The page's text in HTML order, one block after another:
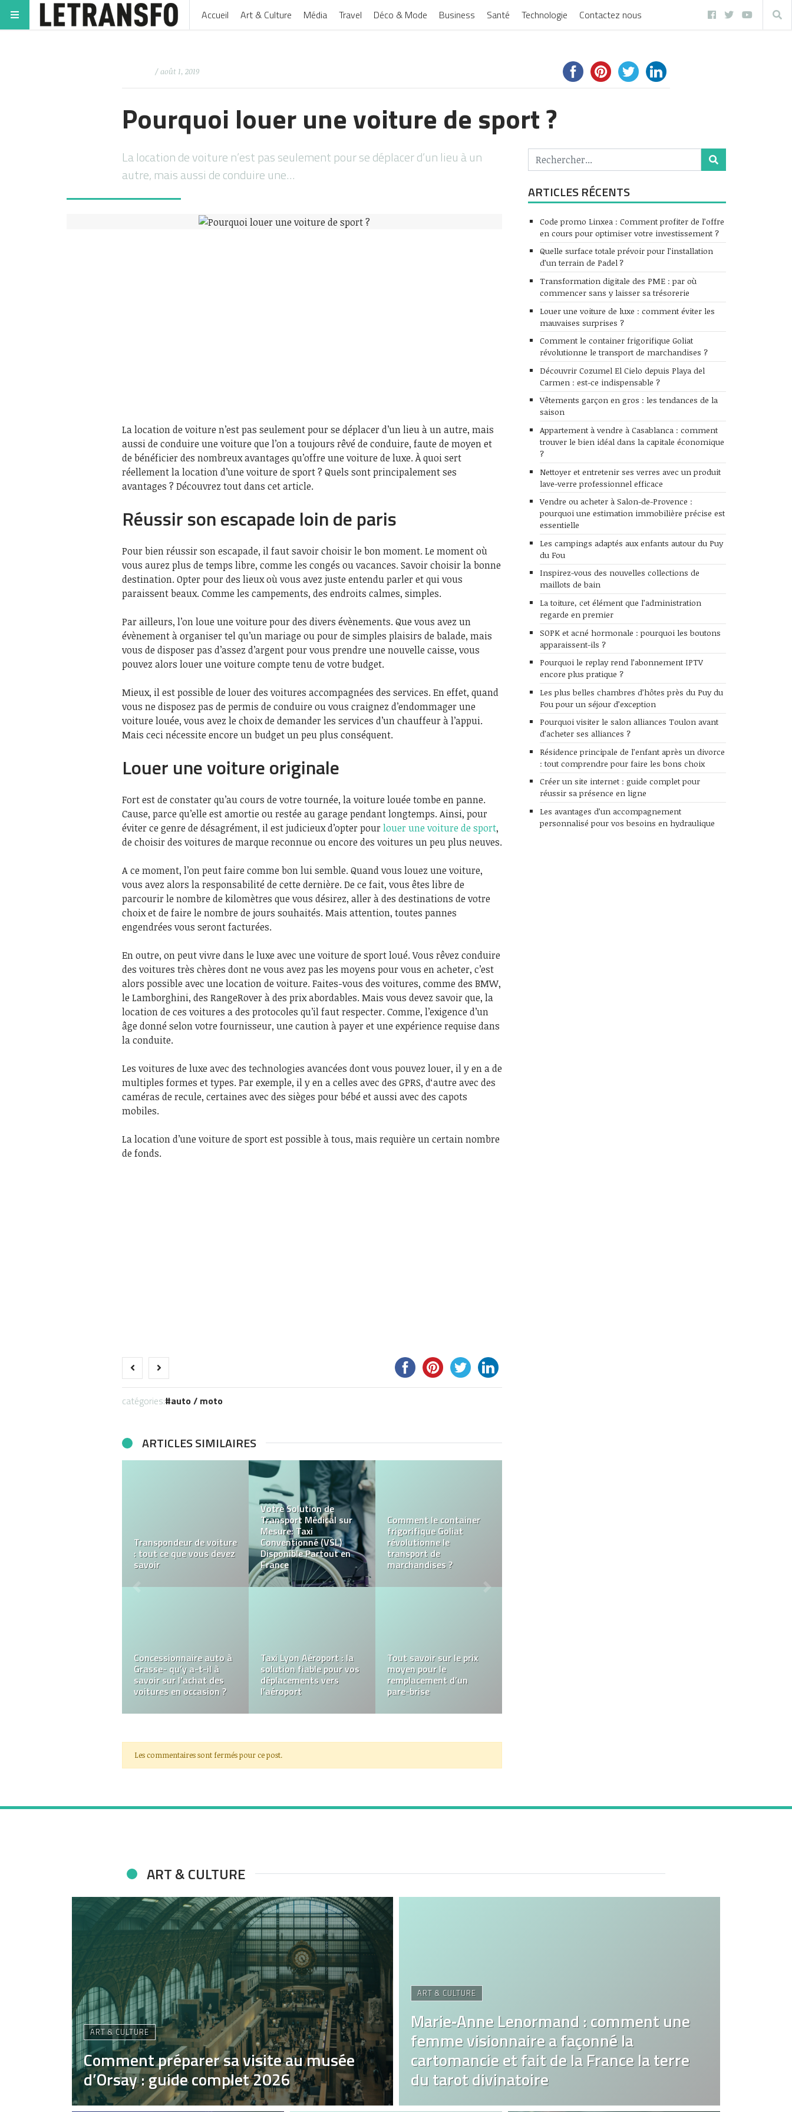
Accueil Art & Culture Média Travel Déco & Mode Business Santé Technologie Contactez nous
/ août 1, 2019
Pourquoi louer une voiture de sport ?
La location de voiture n’est pas seulement pour se déplacer d’un lieu à un
autre, mais aussi de conduire une…
La location de voiture n’est pas seulement pour se déplacer d’un lieu à un autre, mais
aussi de conduire une voiture que l’on a toujours rêvé de conduire, faute de moyen et
de bénéficier des nombreux avantages qu’offre une voiture de luxe. À quoi sert
réellement la location d’une voiture de sport ? Quels sont principalement ses
avantages ? Découvrez tout dans cet article.
Réussir son escapade loin de paris
Pour bien réussir son escapade, il faut savoir choisir le bon moment. Le moment où
vous aurez plus de temps libre, comme les congés ou vacances. Savoir choisir la bonne
destination. Opter pour des lieux où vous avez juste entendu parler et qui vous
paraissent beaux. Comme les campements, des endroits calmes, simples.
Par ailleurs, l’on loue une voiture pour des divers évènements. Que vous avez un
évènement à organiser tel qu’un mariage ou pour de simples plaisirs de balade, mais
vous de disposer pas d’assez d’argent pour vous prendre une nouvelle caisse, vous
pouvez alors louer une voiture compte tenu de votre budget.
Mieux, il est possible de louer des voitures accompagnées des services. En effet, quand
vous ne disposez pas de permis de conduire ou vous craignez d’endommager une
voiture louée, vous avez le choix de demander les services d’un chauffeur à l’appui.
Mais ceci nécessite encore un budget un peu plus conséquent.
Louer une voiture originale
Fort est de constater qu’au cours de votre tournée, la voiture louée tombe en panne.
Cause, parce qu’elle est amortie ou restée au garage pendant longtemps. Ainsi, pour
éviter ce genre de désagrément, il est judicieux d’opter pour louer une voiture de sport,
de choisir des voitures de marque reconnue ou encore des voitures un peu plus neuves.
A ce moment, l’on peut faire comme bon lui semble. Quand vous louez une voiture,
vous avez alors la responsabilité de cette dernière. De ce fait, vous êtes libre de
parcourir le nombre de kilomètres que vous désirez, aller à des destinations de votre
choix et de faire le nombre de jours souhaités. Mais attention, toutes pannes
engendrées vous seront facturées.
En outre, on peut vivre dans le luxe avec une voiture de sport loué. Vous rêvez conduire
des voitures très chères dont ne vous avez pas les moyens pour vous en acheter, c’est
alors possible avec une location de voiture. Faites-vous des voitures, comme des BMW,
le Lamborghini, des RangeRover à des prix abordables. Mais vous devez savoir que, la
location de ces voitures a des protocoles qu’il faut respecter. Comme, l’exigence d’un
âge donné selon votre fournisseur, une caution à payer et une expérience requise dans
la conduite.
Les voitures de luxe avec des technologies avancées dont vous pouvez louer, il y en a de
multiples formes et types. Par exemple, il y en a celles avec des GPRS, d‘autre avec des
caméras de recule, certaines avec des sièges pour bébé et aussi avec des capots
mobiles.
La location d’une voiture de sport est possible à tous, mais requière un certain nombre
de fonds.
catégories: auto / moto
ARTICLES SIMILAIRES
Transpondeur de voiture
: tout ce que vous devez
savoir
Votre Solution de
Transport Médical sur
Mesure: Taxi
Conventionné (VSL)
Disponible Partout en
France
Comment le container
frigorifique Goliat
révolutionne le
transport de
marchandises ?
Concessionnaire auto à
Grasse- qu’y a-t-il à
savoir sur l’achat des
voitures en occasion ?
Taxi Lyon Aéroport : la
solution fiable pour vos
déplacements vers
l’aéroport
Tout savoir sur le prix
moyen pour le
remplacement d’un
pare-brise
Les commentaires sont fermés pour ce post.
ARTICLES RÉCENTS
Code promo Linxea : Comment profiter de l’offre
en cours pour optimiser votre investissement ?
Quelle surface totale prévoir pour l’installation
d’un terrain de Padel ?
Transformation digitale des PME : par où
commencer sans y laisser sa trésorerie
Louer une voiture de luxe : comment éviter les
mauvaises surprises ?
Comment le container frigorifique Goliat
révolutionne le transport de marchandises ?
Découvrir Cozumel El Cielo depuis Playa del
Carmen : est-ce indispensable ?
Vêtements garçon en gros : les tendances de la
saison
Appartement à vendre à Casablanca : comment
trouver le bien idéal dans la capitale économique
?
Nettoyer et entretenir ses verres avec un produit
lave-verre professionnel efficace
Vendre ou acheter à Salon-de-Provence :
pourquoi une estimation immobilière précise est
essentielle
Les campings adaptés aux enfants autour du Puy
du Fou
Inspirez-vous des nouvelles collections de
maillots de bain
La toiture, cet élément que l’administration
regarde en premier
SOPK et acné hormonale : pourquoi les boutons
apparaissent-ils ?
Pourquoi le replay rend l’abonnement IPTV
encore plus pratique ?
Les plus belles chambres d’hôtes près du Puy du
Fou pour un séjour d’exception
Pourquoi visiter le salon alliances Toulon avant
d’acheter ses alliances ?
Résidence principale de l’enfant après un divorce
: tout comprendre pour faire les bons choix
Créer un site internet : guide complet pour
réussir sa présence en ligne
Les avantages d’un accompagnement
personnalisé pour vos besoins en hydraulique
ART & CULTURE
ART & CULTURE
Comment préparer sa visite au musée
d’Orsay : guide complet 2026
ART & CULTURE
Marie‑Anne Lenormand : comment une
femme visionnaire a façonné la
cartomancie et fait de la France la terre
du tarot divinatoire